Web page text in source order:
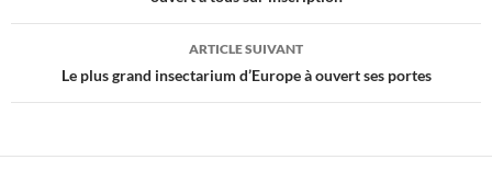
ARTICLE SUIVANT
Le plus grand insectarium d’Europe à ouvert ses portes